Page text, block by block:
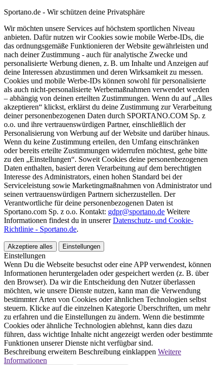
Sportano.de - Wir schützen deine Privatsphäre
Wir möchten unsere Services auf höchstem sportlichen Niveau
anbieten. Dafür nutzen wir Cookies sowie mobile Werbe-IDs, die
das ordnungsgemäße Funktionieren der Website gewährleisten und
nach deiner Zustimmung - auch für analytische Zwecke und
personalisierte Werbung dienen, z. B. um Inhalte und Anzeigen auf
deine Interessen abzustimmen und deren Wirksamkeit zu messen.
Cookies und mobile Werbe-IDs können sowohl für personalisierte
als auch nicht-personalisierte Werbemaßnahmen verwendet werden
– abhängig von deinen erteilten Zustimmungen. Wenn du auf „Alles
akzeptieren“ klickst, erklärst du deine Zustimmung zur Verarbeitung
deiner personenbezogenen Daten durch SPORTANO.COM Sp. z
o.o. und ihre vertrauenswürdigen Partner, einschließlich der
Personalisierung von Werbung auf der Website und darüber hinaus.
Wenn du keine Zustimmung erteilen, den Umfang einschränken
oder bereits erteilte Zustimmungen widerrufen möchtest, gehe bitte
zu den „Einstellungen“. Soweit Cookies deine personenbezogenen
Daten enthalten, basiert deren Verarbeitung auf dem berechtigten
Interesse des Administrators, einen hohen Standard bei der
Serviceleistung sowie Marketingmaßnahmen von Administrator und
seinen vertrauenswürdigen Partnern sicherzustellen. Der
Verantwortliche für deine personenbezogenen Daten ist
Sportano.com Sp. z o.o. Kontakt: gdpr@sportano.de Weitere
Informationen findest du in unsererDatenschutz- und Cookie-
Richtlinie - Sportano.de.
Akzeptiere alles Einstellungen
Einstellungen
Wenn Du die Webseite besuchst oder eine APP verwendest, können
Informationen heruntergeladen oder gespeichert werden (z. B. über
den Browser). Da wir die Entscheidung den Nutzer überlassen
möchten, wie unsere Dienste nutzen, kann man die Verwendung
bestimmter Arten von Cookies oder ähnlichen Technologien selbst
steuern. Klicke auf die einzelnen Kategorie Überschriften, um mehr
zu erfahren und die Einstellungen zu ändern. Wenn die bestimmte
Cookies oder ähnliche Technologien ablehnst, kann dies dazu
führen, dass wichtige Inhalte nicht angezeigt werden oder bestimmte
Funktionen unserer Dienste nicht verfügbar sind.
Beschreibung erweitern Beschreibung einklappen Weitere
Informationen